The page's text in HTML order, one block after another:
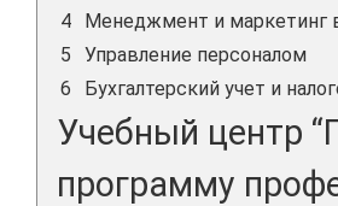
4
Менеджмент и маркетинг
5
Управление персоналом
6
Бухгалтерский учет и
Учебный центр
программу